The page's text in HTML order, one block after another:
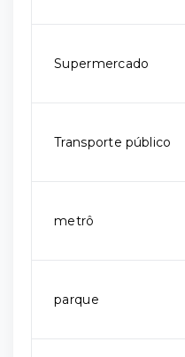
Supermercado
Transporte público
metrô
parque